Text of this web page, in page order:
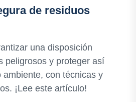
de residuos
una disposición
peligrosos y proteger así
ambiente, con técnicas y
¡Lee este artículo!